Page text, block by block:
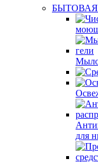
Мыло
для